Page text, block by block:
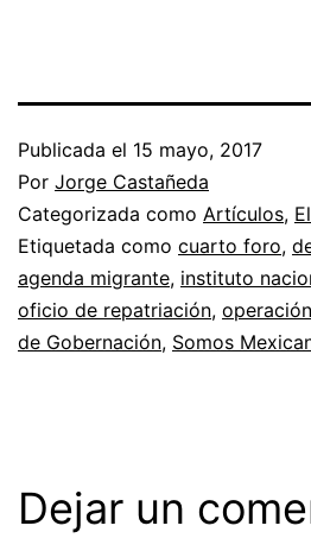
Publicada el 15 mayo, 2017
Por Jorge Castañeda
Categorizada como Artículos,
Etiquetada como cuarto foro,
agenda migrante, instituto
oficio de repatriación,
de Gobernación, Somos
Dejar un